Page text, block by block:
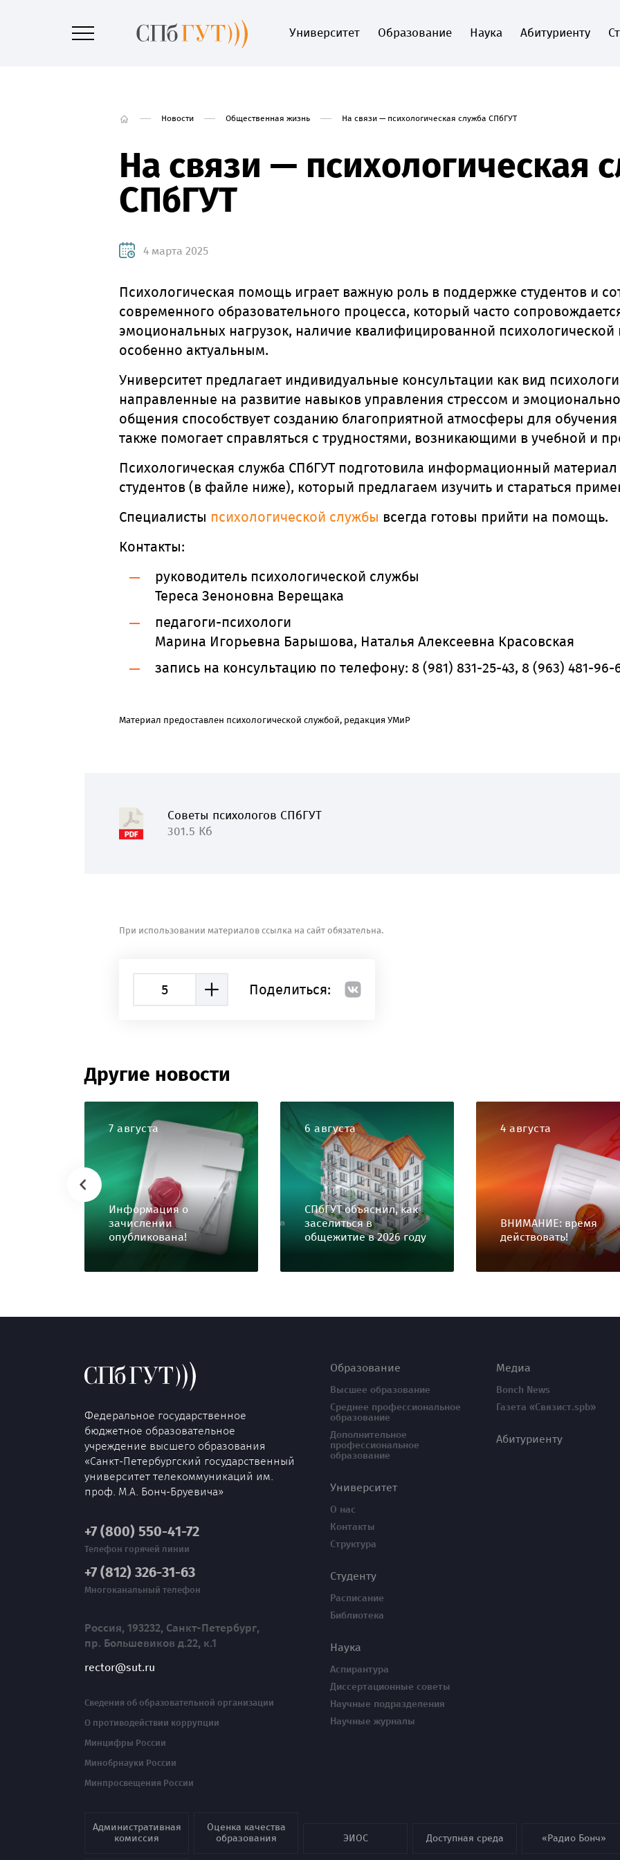
Университет Образование Наука Абитуриенту
Новости Общественная жизнь На связи — психологическая служба СПбГУТ
На связи — психологическая
СПбГУТ
4 марта 2025
Психологическая помощь играет важную роль в поддержке студентов и
современного образовательного процесса, который часто
эмоциональных нагрузок, наличие квалифицированной психологической
особенно актуальным.
Университет предлагает индивидуальные консультации как вид
направленные на развитие навыков управления стрессом и
общения способствует созданию благоприятной атмосферы для обучения
также помогает справляться с трудностями, возникающими в учебной и
Психологическая служба СПбГУТ подготовила информационный
студентов (в файле ниже), который предлагаем изучить и стараться
Специалисты психологической службы всегда готовы прийти на помощь.
Контакты:
руководитель психологической службы
Тереса Зеноновна Верещака
педагоги-психологи
Марина Игорьевна Барышова, Наталья Алексеевна Красовская
запись на консультацию по телефону: 8 (981) 831-25-43, 8 (963) 481-96-
Материал предоставлен психологической службой, редакция УМиР
Советы психологов СПбГУТ
301.5 Кб
При использовании материалов ссылка на сайт обязательна.
5 Поделиться:
Другие новости
7 августа
Информация о
зачислении
опубликована!
6 августа
СПбГУТ объяснил, как
заселиться в
общежитие в 2026 году
4 августа
ВНИМАНИЕ: время
действовать!
Федеральное государственное
бюджетное образовательное
учреждение высшего образования
«Санкт-Петербургский государственный
университет телекоммуникаций им.
проф. М.А. Бонч-Бруевича»
+7 (800) 550-41-72
Телефон горячей линии
+7 (812) 326-31-63
Многоканальный телефон
Россия, 193232, Санкт-Петербург,
пр. Большевиков д.22, к.1
rector@sut.ru
Сведения об образовательной организации
О противодействии коррупции
Минцифры России
Минобрнауки России
Минпросвещения России
Образование
Высшее образование
Среднее профессиональное
образование
Дополнительное
профессиональное
образование
Университет
О нас
Контакты
Структура
Студенту
Расписание
Библиотека
Наука
Аспирантура
Диссертационные советы
Научные подразделения
Научные журналы
Медиа
Bonch News
Газета «Связист.spb»
Абитуриенту
Административная
комиссия
Оценка качества
образования
ЭИОС Доступная среда «Радио Бонч»